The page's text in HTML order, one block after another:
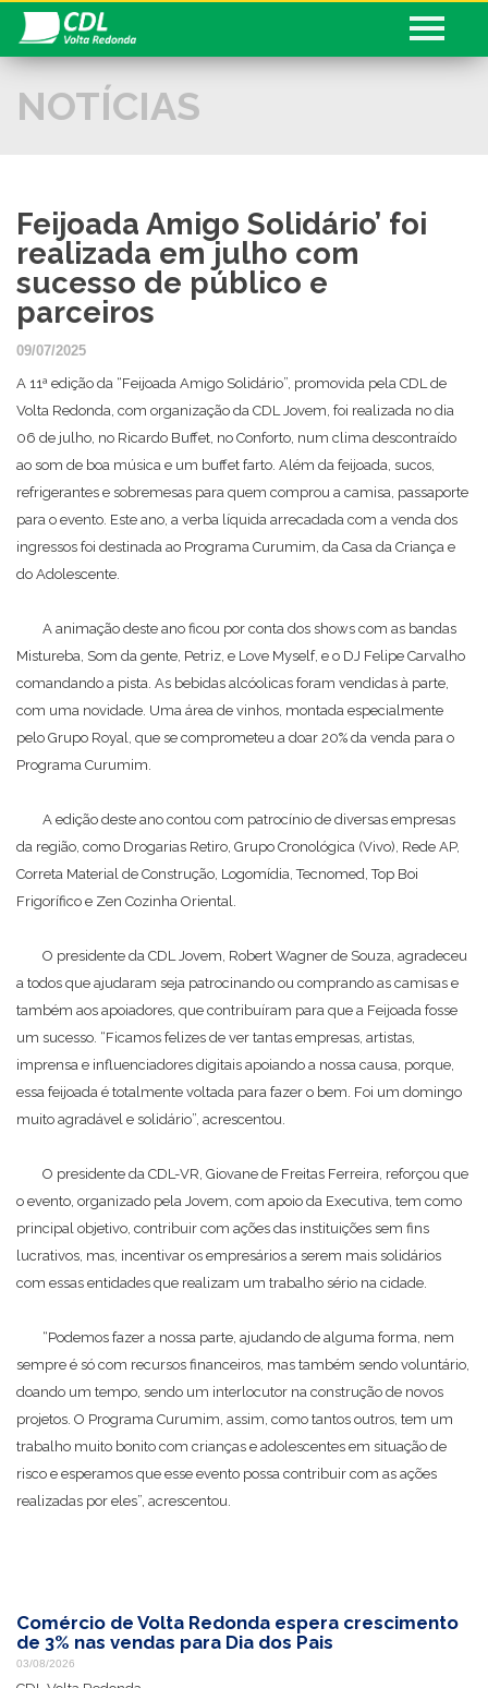
Conheça a CDL
Associado
Fale com a CDL
Sua História!
Cadastre seu Currículo
NOTÍCIAS
Feijoada Amigo Solidário’ foi
realizada em julho com
sucesso de público e
parceiros
09/07/2025
A 11ª edição da “Feijoada Amigo Solidário”, promovida pela CDL de
Volta Redonda, com organização da CDL Jovem, foi realizada no dia
06 de julho, no Ricardo Buffet, no Conforto, num clima descontraído
ao som de boa música e um buffet farto. Além da feijoada, sucos,
refrigerantes e sobremesas para quem comprou a camisa, passaporte
para o evento. Este ano, a verba líquida arrecadada com a venda dos
ingressos foi destinada ao Programa Curumim, da Casa da Criança e
do Adolescente.
A animação deste ano ficou por conta dos shows com as bandas
Mistureba, Som da gente, Petriz, e Love Myself, e o DJ Felipe Carvalho
comandando a pista. As bebidas alcóolicas foram vendidas à parte,
com uma novidade. Uma área de vinhos, montada especialmente
pelo Grupo Royal, que se comprometeu a doar 20% da venda para o
Programa Curumim.
A edição deste ano contou com patrocínio de diversas empresas
da região, como Drogarias Retiro, Grupo Cronológica (Vivo), Rede AP,
Correta Material de Construção, Logomídia, Tecnomed, Top Boi
Frigorífico e Zen Cozinha Oriental.
O presidente da CDL Jovem, Robert Wagner de Souza, agradeceu
a todos que ajudaram seja patrocinando ou comprando as camisas e
também aos apoiadores, que contribuíram para que a Feijoada fosse
um sucesso. “Ficamos felizes de ver tantas empresas, artistas,
imprensa e influenciadores digitais apoiando a nossa causa, porque,
essa feijoada é totalmente voltada para fazer o bem. Foi um domingo
muito agradável e solidário”, acrescentou.
O presidente da CDL-VR, Giovane de Freitas Ferreira, reforçou que
o evento, organizado pela Jovem, com apoio da Executiva, tem como
principal objetivo, contribuir com ações das instituições sem fins
lucrativos, mas, incentivar os empresários a serem mais solidários
com essas entidades que realizam um trabalho sério na cidade.
“Podemos fazer a nossa parte, ajudando de alguma forma, nem
sempre é só com recursos financeiros, mas também sendo voluntário,
doando um tempo, sendo um interlocutor na construção de novos
projetos. O Programa Curumim, assim, como tantos outros, tem um
trabalho muito bonito com crianças e adolescentes em situação de
risco e esperamos que esse evento possa contribuir com as ações
realizadas por eles”, acrescentou.
Comércio de Volta Redonda espera crescimento
de 3% nas vendas para Dia dos Pais
03/08/2026